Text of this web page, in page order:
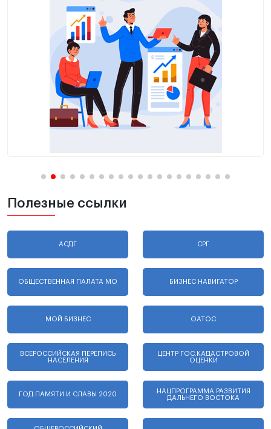
Полезные ссылки
АСДГ СРГ
ОБЩЕСТВЕННАЯ ПАЛАТА МО БИЗНЕС НАВИГАТОР
МОЙ БИЗНЕС ОАТОС
ВСЕРОССИЙСКАЯ ПЕРЕПИСЬ
НАСЕЛЕНИЯ
ЦЕНТР ГОС.КАДАСТРОВОЙ
ОЦЕНКИ
ГОД ПАМЯТИ И СЛАВЫ 2020
НАЦПРОГРАММА РАЗВИТИЯ
ДАЛЬНЕГО ВОСТОКА